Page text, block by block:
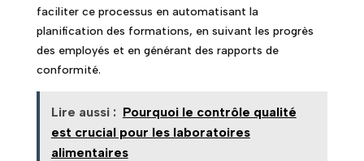
faciliter ce processus en automatisant la
planification des formations, en suivant les progrès
des employés et en générant des rapports de
conformité.
Lire aussi : Pourquoi le contrôle qualité
est crucial pour les laboratoires
alimentaires